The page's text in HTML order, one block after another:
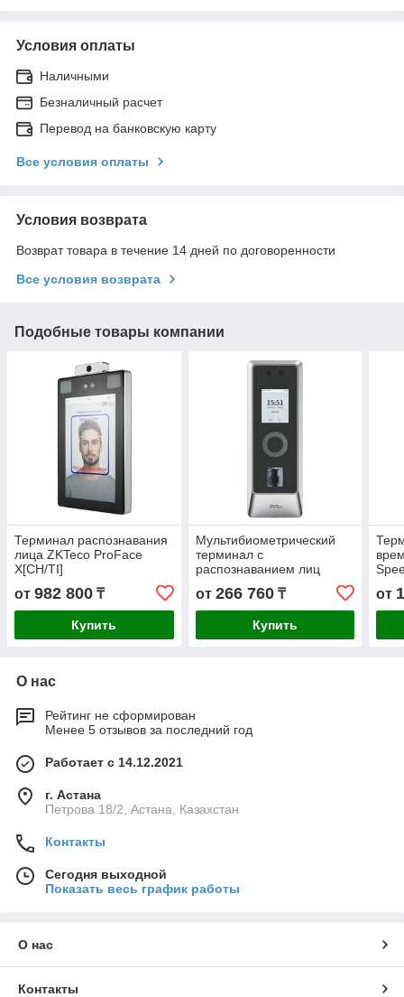
Условия оплаты
Наличными
Безналичный расчет
Перевод на банковскую карту
Все условия оплаты
Условия возврата
Возврат товара в течение 14 дней по договоренности
Все условия возврата
Подобные товары компании
Терминал распознавания
лица ZKTeco ProFace
X[CH/TI]
от 982 800 ₸
Купить
Мультибиометрический
терминал с
распознаванием лиц
ZKTeco ProMA
от 266 760₸
Купить
от
О нас
Рейтинг не сформирован
Менее 5 отзывов за последний год
Работает с 14.12.2021
г. Астана
Петрова 18/2, Астана, Казахстан
Контакты
Сегодня выходной
Показать весь график работы
О нас
Контакты